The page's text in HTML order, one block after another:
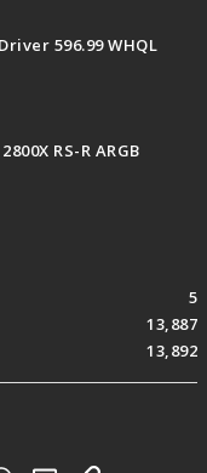
596.99 WHQL
RS-R ARGB
5
13,887
13,892